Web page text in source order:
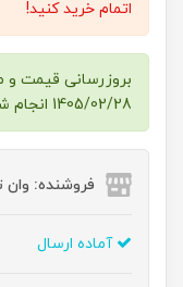
اتمام خرید کنید!
بروزرسانی قیمت و
1405/02/28 انجام شده.
فروشنده: وان
آماده ارسال